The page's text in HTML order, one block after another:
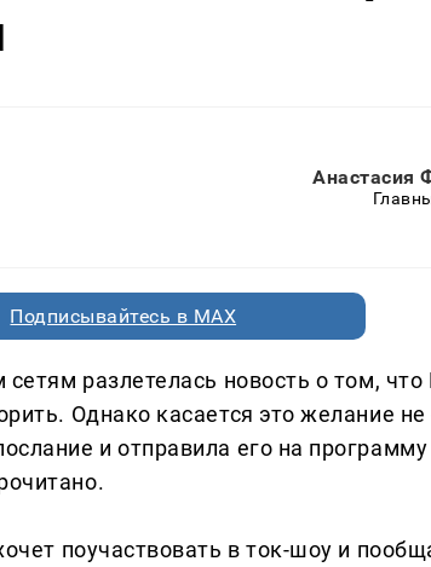
Анастасия
Подписывайтесь в MAX
разлетелась новость о том, что
Однако касается это желание
и отправила его на
поучаствовать в ток-шоу и